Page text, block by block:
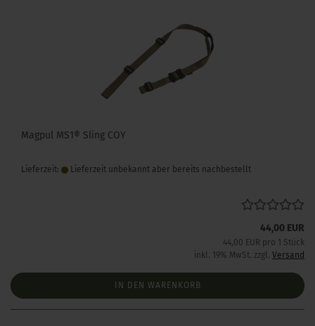
Magpul MS1® Sling COY
Lieferzeit: Lieferzeit unbekannt aber bereits nachbestellt
44,00 EUR
44,00 EUR pro 1 Stück
inkl. 19% MwSt. zzgl. Versand
IN DEN WARENKORB